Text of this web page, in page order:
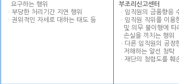
요구하는 행위
ㆍ부당한 처리기간 지연 행위
ㆍ권위적인 자세로 대하는 태도 등
부조리신고센터
ㆍ임직원의 금품향응
ㆍ임직원 직위를 이용
및 의무 불이행에 따
손실을 끼치는 행위
ㆍ다른 임직원의 공정
저해하는 알선 청탁
ㆍ재단의 청렴도를 훼